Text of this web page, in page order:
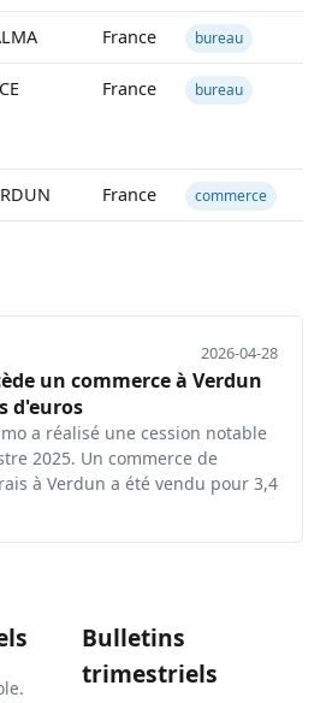
France bureau
France bureau
France commerce
2026-04-28
un commerce à Verdun
d'euros
a réalisé une cession notable
2025. Un commerce de
à Verdun a été vendu pour 3,4
Bulletins
trimestriels